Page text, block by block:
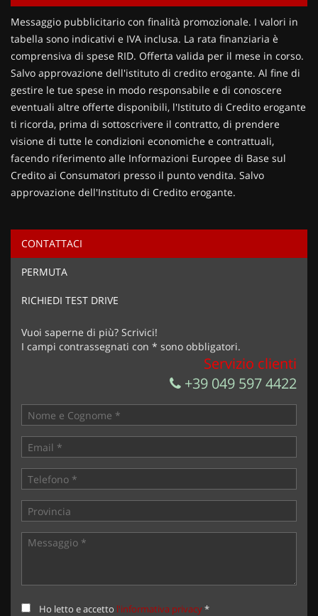
Contattaci
Ho letto e accettol'informativa privacy*
Acconsento al trattamento dei miei dati per finalità di
Invia la tua richiesta
Messaggio pubblicitario con finalità promozionale. I valori in
tabella sono indicativi e IVA inclusa. La rata finanziaria è
comprensiva di spese RID. Offerta valida per il mese in corso.
Salvo approvazione dell'istituto di credito erogante. Al fine di
gestire le tue spese in modo responsabile e di conoscere
eventuali altre offerte disponibili, l'Istituto di Credito erogante
ti ricorda, prima di sottoscrivere il contratto, di prendere
visione di tutte le condizioni economiche e contrattuali,
facendo riferimento alle Informazioni Europee di Base sul
Credito ai Consumatori presso il punto vendita. Salvo
approvazione dell'Instituto di Credito erogante.
CONTATTACI
PERMUTA
RICHIEDI TEST DRIVE
Vuoi saperne di più? Scrivici!
I campi contrassegnati con * sono obbligatori.
Servizio clienti
+39 049 597 4422
Ho letto e accetto l'informativa privacy*